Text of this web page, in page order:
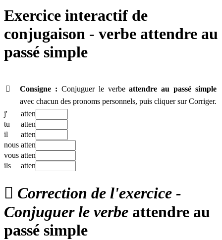
Exercice interactif de
conjugaison - verbe attendre au
passé simple
 Consigne : Conjuguer le verbeattendre au passé simple
avec chacun des pronoms personnels, puis cliquer sur Corriger.
j'
atten
tu
atten
il
atten
nous atten
vous atten
ils
atten
 Correction de l'exercice -
Conjuguer le verbe attendre au
passé simple